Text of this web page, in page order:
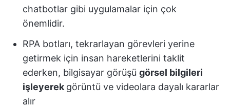
chatbotlar gibi uygulamalar için çok
önemlidir.
RPA botları, tekrarlayan görevleri yerine
getirmek için insan hareketlerini taklit
ederken, bilgisayar görüşü görsel bilgileri
işleyerek görüntü ve videolara dayalı kararlar
alır